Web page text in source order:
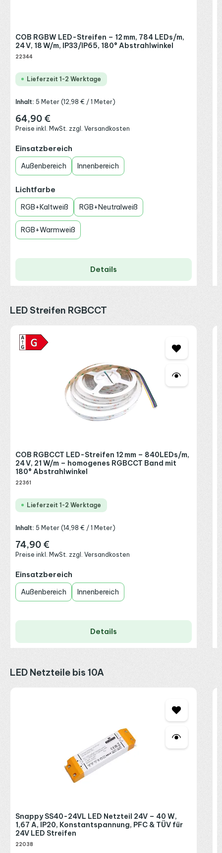
COB RGBW LED-Streifen – 12 mm, 784 LEDs/m,
24 V, 18 W/m, IP33/IP65, 180° Abstrahlwinkel
22344
Lieferzeit 1-2 Werktage
Inhalt:5 Meter(12,98 € / 1 Meter)
Regulärer Preis:
64,90 €
Preise inkl. MwSt. zzgl. Versandkosten
Einsatzbereich
Außenbereich Innenbereich
Lichtfarbe
RGB+Kaltweiß RGB+Neutralweiß
RGB+Warmweiß
Details
Produktgalerie überspringen
LED Streifen RGBCCT
COB RGBCCT LED-Streifen 12 mm – 840LEDs/m,
24 V, 21 W/m – homogenes RGBCCT Band mit
180° Abstrahlwinkel
22361
Lieferzeit 1-2 Werktage
Inhalt:5 Meter(14,98 € / 1 Meter)
Regulärer Preis:
74,90 €
Preise inkl. MwSt. zzgl. Versandkosten
Einsatzbereich
Außenbereich Innenbereich
Details
Produktgalerie überspringen
LED Netzteile bis 10A
Snappy SS40-24VL LED Netzteil 24V – 40 W,
1,67 A, IP20, Konstantspannung, PFC & TÜV für
24V LED Streifen
22038